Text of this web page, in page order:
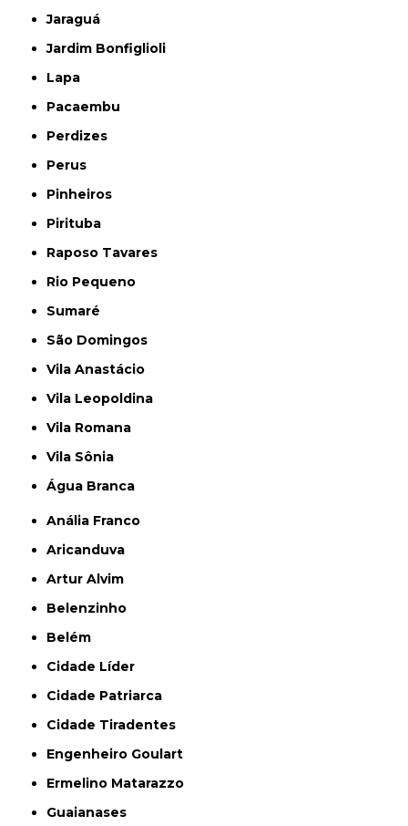
Jaraguá
Jardim Bonfiglioli
Lapa
Pacaembu
Perdizes
Perus
Pinheiros
Pirituba
Raposo Tavares
Rio Pequeno
Sumaré
São Domingos
Vila Anastácio
Vila Leopoldina
Vila Romana
Vila Sônia
Água Branca
Anália Franco
Aricanduva
Artur Alvim
Belenzinho
Belém
Cidade Líder
Cidade Patriarca
Cidade Tiradentes
Engenheiro Goulart
Ermelino Matarazzo
Guaianases